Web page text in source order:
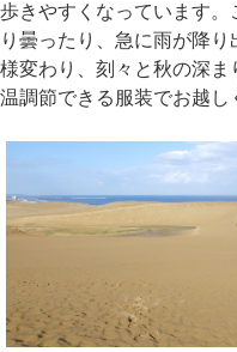
歩きやすくなっています。
り曇ったり、急に雨が降
様変わり、刻々と秋の深ま
温調節できる服装でお越し